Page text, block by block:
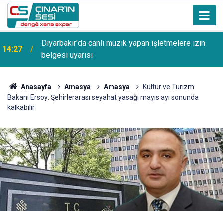
13:53 Şanlıurfa Bozova'da aranan hükümlü yakalandı
Anasayfa Amasya Amasya
Kültür ve Turizm
Bakanı Ersoy: Şehirlerarası seyahat yasağı mayıs ayı sonunda
kalkabilir